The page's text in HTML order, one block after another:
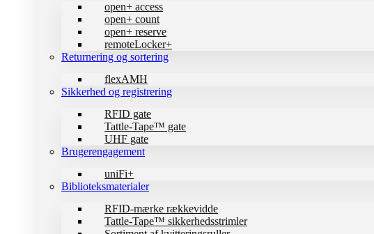
open+ access
open+ count
open+ reserve
remoteLocker+
Returnering og sortering
flexAMH
Sikkerhed og registrering
RFID gate
Tattle-Tape™ gate
UHF gate
Brugerengagement
uniFi+
Biblioteksmaterialer
RFID-mærke rækkevidde
Tattle-Tape™ sikkerhedsstrimler